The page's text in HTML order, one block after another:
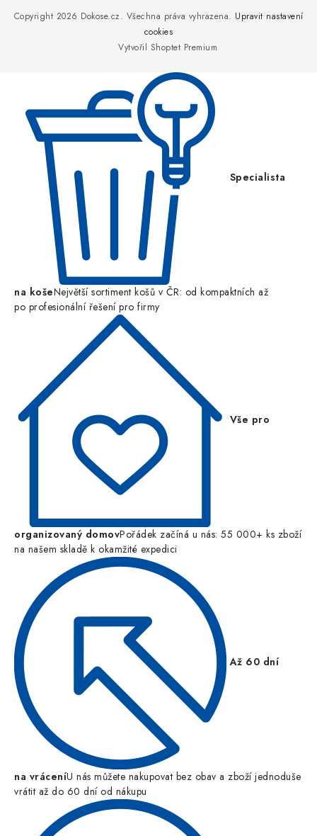
Vytvořil Shoptet Premium
Copyright 2026 Dokose.cz. Všechna práva vyhrazena. Upravit nastavení
cookies
Specialista
na košeNejvětší sortiment košů v ČR: od kompaktních až
po profesionální řešení pro firmy
Vše pro
organizovaný domovPořádek začíná u nás: 55 000+ ks zboží
na našem skladě k okamžité expedici
Až 60 dní
na vráceníU nás můžete nakupovat bez obav a zboží jednoduše
vrátit až do 60 dní od nákupu